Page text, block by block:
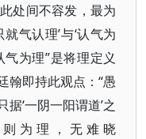
处间不容发，最为
气认理’与‘认气为
气为理”是将理定义
翰即持此观点：“愚
‘一阴一阳谓道’之
为理，无难晓